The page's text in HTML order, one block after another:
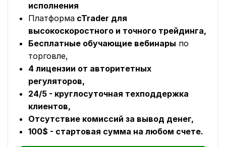
исполнения
Платформа cTrader для
высокоскоростного и точного трейдинга,
Бесплатные обучающие вебинары по
торговле,
4 лицензии от авторитетных
регуляторов,
24/5 - круглосуточная техподдержка
клиентов,
Отсутствие комиссий за вывод денег,
100$ - стартовая сумма на любом счете.